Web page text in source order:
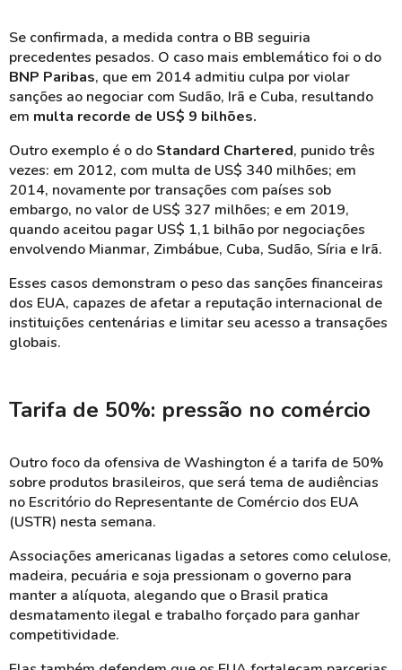
Se confirmada, a medida contra o BB seguiria
precedentes pesados. O caso mais emblemático foi o do
BNP Paribas, que em 2014 admitiu culpa por violar
sanções ao negociar com Sudão, Irã e Cuba, resultando
em multa recorde de US$ 9 bilhões.
Outro exemplo é o do Standard Chartered, punido três
vezes: em 2012, com multa de US$ 340 milhões; em
2014, novamente por transações com países sob
embargo, no valor de US$ 327 milhões; e em 2019,
quando aceitou pagar US$ 1,1 bilhão por negociações
envolvendo Mianmar, Zimbábue, Cuba, Sudão, Síria e Irã.
Esses casos demonstram o peso das sanções financeiras
dos EUA, capazes de afetar a reputação internacional de
instituições centenárias e limitar seu acesso a transações
globais.
Tarifa de 50%: pressão no comércio
Outro foco da ofensiva de Washington é a tarifa de 50%
sobre produtos brasileiros, que será tema de audiências
no Escritório do Representante de Comércio dos EUA
(USTR) nesta semana.
Associações americanas ligadas a setores como celulose,
madeira, pecuária e soja pressionam o governo para
manter a alíquota, alegando que o Brasil pratica
desmatamento ilegal e trabalho forçado para ganhar
competitividade.